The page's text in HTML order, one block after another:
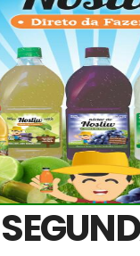
Home/Acidente/
NESTA NOITE DE
ASSAÍ -
TREVO